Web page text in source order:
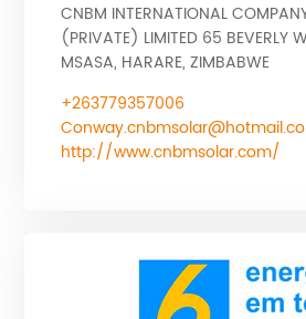
CNBM INTERNATIONAL
(PRIVATE) LIMITED 65 BEVERLY
MSASA, HARARE, ZIMBABWE
+263779357006
http://www.cnbmsolar.com/